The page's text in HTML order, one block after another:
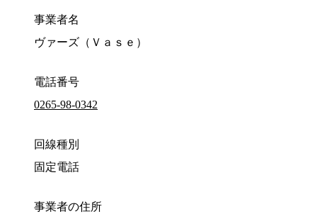
事業者名
ヴァーズ（Ｖａｓｅ）
電話番号
0265-98-0342
回線種別
固定電話
事業者の住所